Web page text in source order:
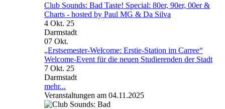
Club Sounds: Bad Taste! Special: 80er, 90er, 00er &
Charts - hosted by Paul MG & Da Silva
4 Okt. 25
Darmstadt
07 Okt.
„Erstsemester-Welcome: Erstie-Station im Carree“
Welcome-Event für die neuen Studierenden der Stadt
7 Okt. 25
Darmstadt
mehr...
Veranstaltungen am 04.11.2025